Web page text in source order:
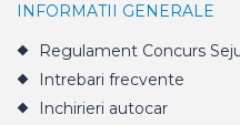
INFORMATII GENERALE
Regulament Concurs
Intrebari frecvente
Inchirieri autocar